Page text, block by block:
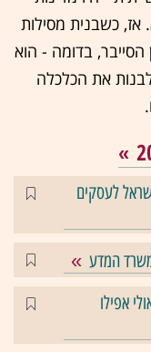
אז, כשבנית מסילות
בדומה - הוא
את הכלכלה
לעסקים
המדע
שתי העלאות ריבית ב-2017, אולי אפילו